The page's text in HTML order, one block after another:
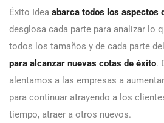
Éxito Idea abarca todos los aspectos
desglosa cada parte para analizar lo
todos los tamaños y de cada parte
para alcanzar nuevas cotas de éxito.
alentamos a las empresas a
para continuar atrayendo a los
tiempo, atraer a otros nuevos.